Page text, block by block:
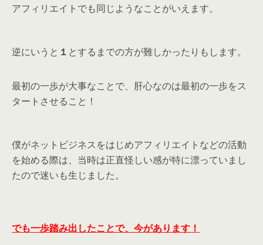
アフィリエイトでも同じようなことがいえます。
逆にいうと １ とするまでの方が難しかったりもします。
最初の一歩が大事なことで、肝心なのは最初の一歩をス
タートさせること！
僕がネットビジネスをはじめアフィリエイトなどの活動
を始める際は、当時は正直怪しい感が特に漂っていまし
たので迷いも生じました。
でも一歩踏み出したことで、今があります！